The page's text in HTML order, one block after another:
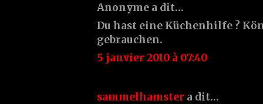
Anonyme a dit…
Du hast eine Küchenhilfe ?
gebrauchen.
5 janvier 2010 à 07:40
sammelhamster a dit…